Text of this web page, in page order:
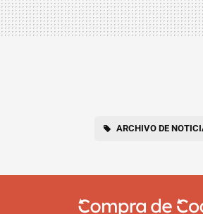
ARCHIVO DE